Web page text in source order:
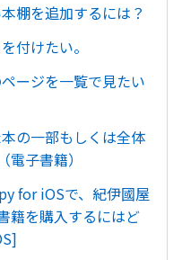
棚を追加するには？
付けたい。
ージを一覧で見たい
の一部もしくは全体
子書籍）
for iOSで、紀伊國屋
籍を購入するにはど